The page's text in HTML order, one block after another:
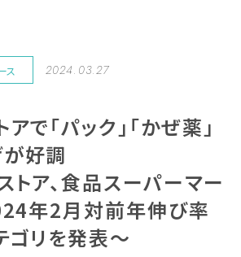
ス 2024.03.27
で「パック」「かぜ薬」
が好調
トア、食品スーパーマー
年2月対前年伸び率
ゴリを発表～